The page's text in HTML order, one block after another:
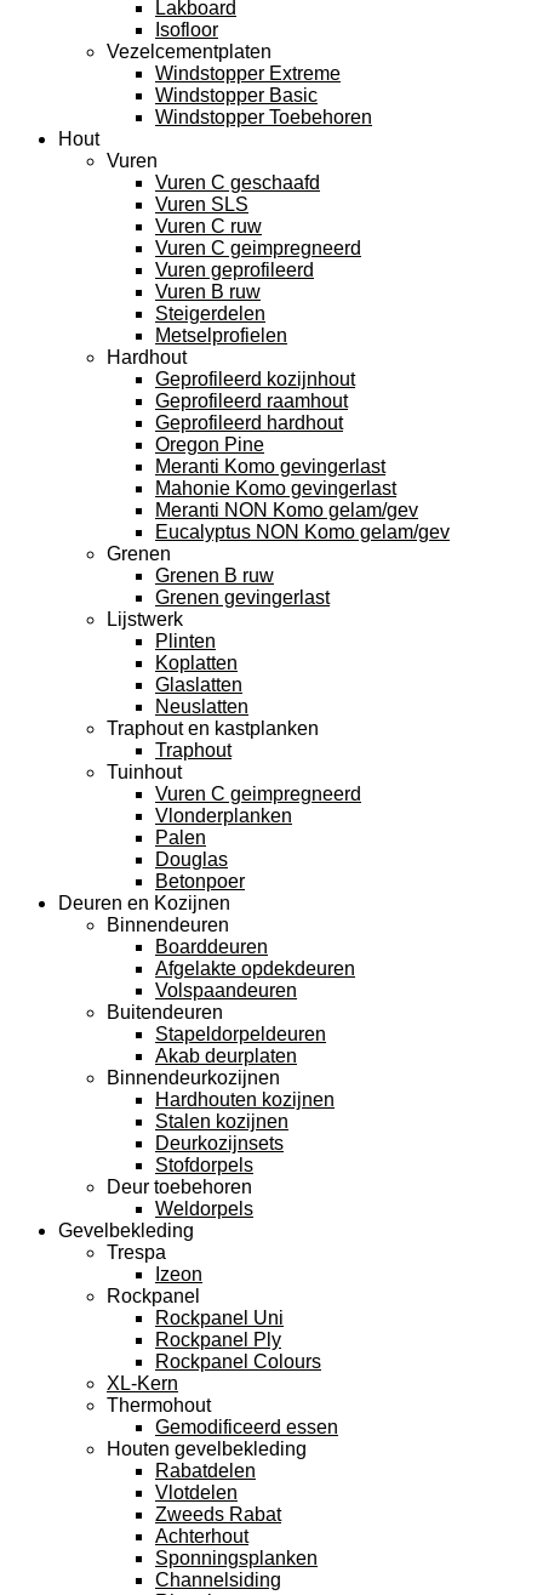
Lakboard
Isofloor
Vezelcementplaten
Windstopper Extreme
Windstopper Basic
Windstopper Toebehoren
Hout
Vuren
Vuren C geschaafd
Vuren SLS
Vuren C ruw
Vuren C geimpregneerd
Vuren geprofileerd
Vuren B ruw
Steigerdelen
Metselprofielen
Hardhout
Geprofileerd kozijnhout
Geprofileerd raamhout
Geprofileerd hardhout
Oregon Pine
Meranti Komo gevingerlast
Mahonie Komo gevingerlast
Meranti NON Komo gelam/gev
Eucalyptus NON Komo gelam/gev
Grenen
Grenen B ruw
Grenen gevingerlast
Lijstwerk
Plinten
Koplatten
Glaslatten
Neuslatten
Traphout en kastplanken
Traphout
Tuinhout
Vuren C geimpregneerd
Vlonderplanken
Palen
Douglas
Betonpoer
Deuren en Kozijnen
Binnendeuren
Boarddeuren
Afgelakte opdekdeuren
Volspaandeuren
Buitendeuren
Stapeldorpeldeuren
Akab deurplaten
Binnendeurkozijnen
Hardhouten kozijnen
Stalen kozijnen
Deurkozijnsets
Stofdorpels
Deur toebehoren
Weldorpels
Gevelbekleding
Trespa
Izeon
Rockpanel
Rockpanel Uni
Rockpanel Ply
Rockpanel Colours
XL-Kern
Thermohout
Gemodificeerd essen
Houten gevelbekleding
Rabatdelen
Vlotdelen
Zweeds Rabat
Achterhout
Sponningsplanken
Channelsiding